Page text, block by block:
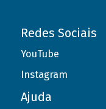
Redes Sociais
YouTube
Instagram
Ajuda